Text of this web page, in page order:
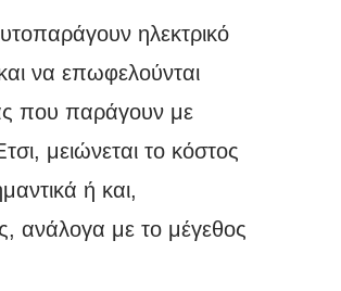
ηλεκτρικό
να επωφελούνται
που παράγουν με
μειώνεται το κόστος
ή και,
ανάλογα με το μέγεθος